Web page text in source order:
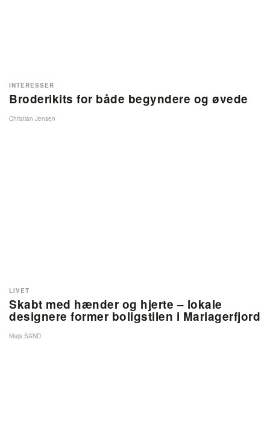
Broderikits for både begyndere og øvede
INTERESSER
Christian Jensen
Skabt med hænder og hjerte – lokale
designere former boligstilen i Mariagerfjord
LIVET
Maja SAND